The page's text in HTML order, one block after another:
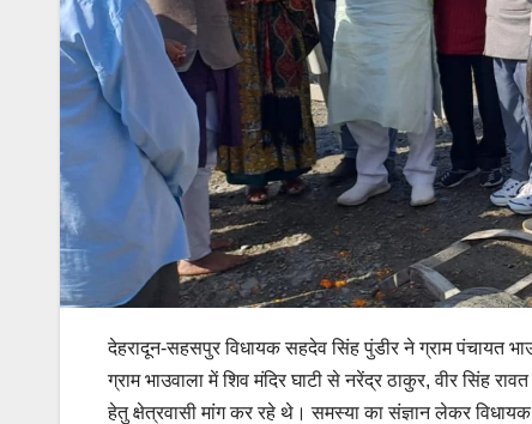
देहरादून-सहसपुर विधायक सहदेव सिंह पुंडीर ने ग्राम पंचायत
ग्राम भाउवाला में शिव मंदिर घाटी से नरेंद्र ठाकुर, वीर सिंह
हेतु क्षेत्रवासी मांग कर रहे थे। समस्या का संज्ञान लेकर